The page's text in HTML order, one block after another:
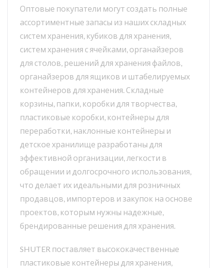
Оптовые покупатели могут создать полные
ассортиментные запасы из наших складных
систем хранения, кубиков для хранения,
систем хранения с ячейками, органайзеров
для столов, решений для хранения файлов,
органайзеров для ящиков и штабелируемых
контейнеров для хранения. Складные
корзины, папки, коробки для творчества,
пластиковые коробки, контейнеры для
переработки, наклонные контейнеры и
детское хранилище разработаны для
эффективной организации, легкости в
обращении и долгосрочного использования,
что делает их идеальными для розничных
продавцов, импортеров и закупок на основе
проектов, которым нужны надежные,
брендированные решения для хранения.
SHUTER поставляет высококачественные
пластиковые контейнеры для хранения,